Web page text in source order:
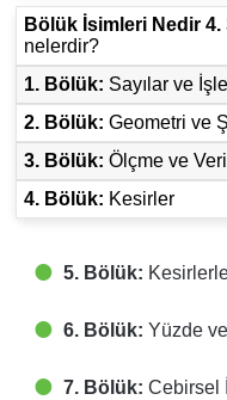
Bölük İsimleri Nedir 4.
nelerdir?
1. Bölük: Sayılar ve
2. Bölük: Geometri ve
3. Bölük: Ölçme ve Veri
4. Bölük: Kesirler
5. Bölük:
6. Bölük: Yüzde
7. Bölük: Cebirsel